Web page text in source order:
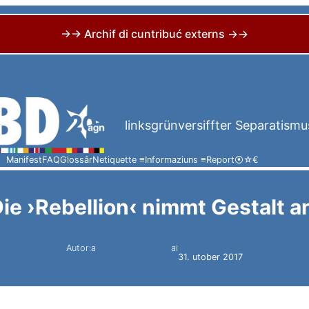
→→ Archif di cuntribuć externs →→
linksgrünversiffter
ManifestFAQGlossârNetiquette ≡Informaziuns ≡Report⦿☆€
›Rebellion‹ nimmt Gestalt
Autor:a
ai
31. utober 2017